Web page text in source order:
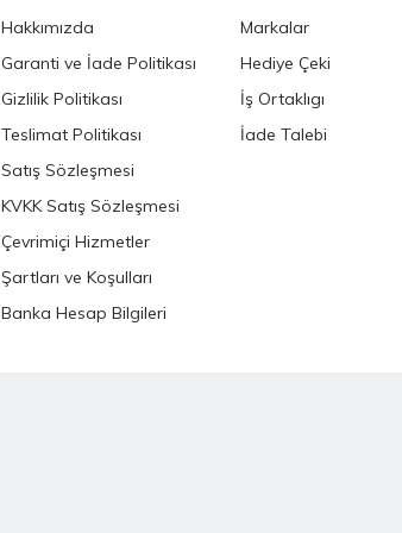
Hakkımızda
Garanti ve İade Politikası
Gizlilik Politikası
Teslimat Politikası
Satış Sözleşmesi
KVKK Satış Sözleşmesi
Çevrimiçi Hizmetler
Şartları ve Koşulları
Banka Hesap Bilgileri
Markalar
Hediye Çeki
İş Ortaklıgı
İade Talebi